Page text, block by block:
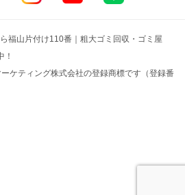
福山片付け110番｜粗大ゴミ回収・ゴミ屋
！
ケティング株式会社の登録商標です（登録番